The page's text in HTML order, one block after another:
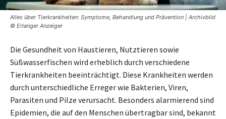
Alles über Tierkrankheiten: Symptome, Behandlung und Prävention | Archivbild
© Erlanger Anzeiger
Die Gesundheit von Haustieren, Nutztieren sowie
Süßwasserfischen wird erheblich durch verschiedene
Tierkrankheiten beeinträchtigt. Diese Krankheiten werden
durch unterschiedliche Erreger wie Bakterien, Viren,
Parasiten und Pilze verursacht. Besonders alarmierend sind
Epidemien, die auf den Menschen übertragbar sind, bekannt